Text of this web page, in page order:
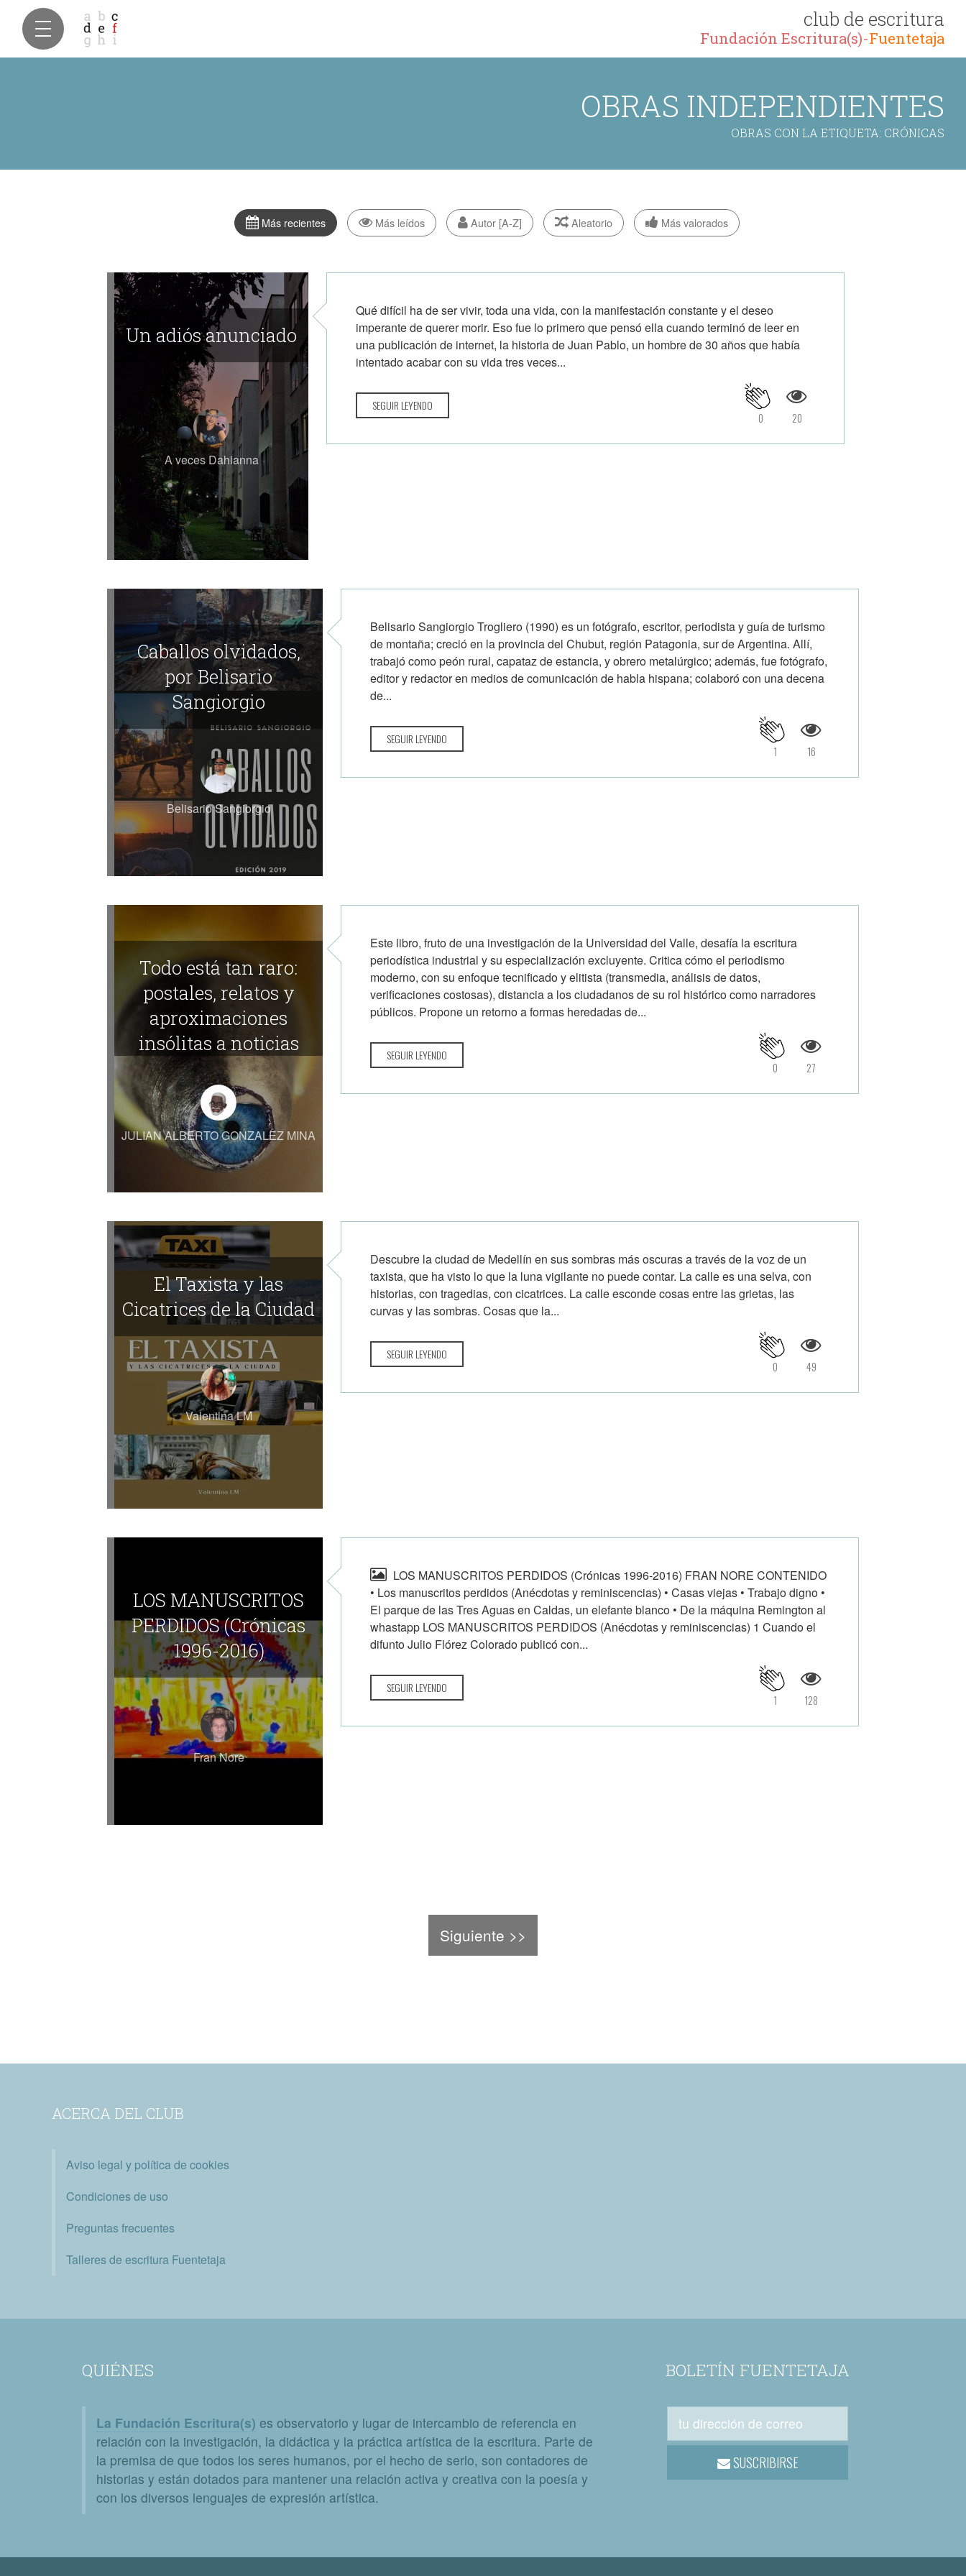
club de escritura
Fundación Escritura(s)-Fuentetaja
OBRAS INDEPENDIENTES
OBRAS CON LA ETIQUETA: CRÓNICAS
Más recientes Más leídos Autor [A-Z] Aleatorio Más valorados
Un adiós anunciado
A veces Dahianna
Qué difícil ha de ser vivir, toda una vida, con la manifestación constante y el deseo
imperante de querer morir. Eso fue lo primero que pensó ella cuando terminó de leer en
una publicación de internet, la historia de Juan Pablo, un hombre de 30 años que había
intentado acabar con su vida tres veces...
SEGUIR LEYENDO
20
0
Caballos olvidados,
por Belisario
Sangiorgio
Belisario Sangiorgio
Belisario Sangiorgio Trogliero (1990) es un fotógrafo, escritor, periodista y guía de turismo
de montaña; creció en la provincia del Chubut, región Patagonia, sur de Argentina. Allí,
trabajó como peón rural, capataz de estancia, y obrero metalúrgico; además, fue fotógrafo,
editor y redactor en medios de comunicación de habla hispana; colaboró con una decena
de...
SEGUIR LEYENDO
16
1
Todo está tan raro:
postales, relatos y
aproximaciones
insólitas a noticias
ordinarias y
extraordinarias
JULIAN ALBERTO GONZALEZ MINA
Este libro, fruto de una investigación de la Universidad del Valle, desafía la escritura
periodística industrial y su especialización excluyente. Critica cómo el periodismo
moderno, con su enfoque tecnificado y elitista (transmedia, análisis de datos,
verificaciones costosas), distancia a los ciudadanos de su rol histórico como narradores
públicos. Propone un retorno a formas heredadas de...
SEGUIR LEYENDO
27
0
El Taxista y las
Cicatrices de la Ciudad
Valentina LM
Descubre la ciudad de Medellín en sus sombras más oscuras a través de la voz de un
taxista, que ha visto lo que la luna vigilante no puede contar. La calle es una selva, con
historias, con tragedias, con cicatrices. La calle esconde cosas entre las grietas, las
curvas y las sombras. Cosas que la...
SEGUIR LEYENDO
49
0
LOS MANUSCRITOS
PERDIDOS (Crónicas
1996-2016)
Fran Nore
LOS MANUSCRITOS PERDIDOS (Crónicas 1996-2016) FRAN NORE CONTENIDO
• Los manuscritos perdidos (Anécdotas y reminiscencias) • Casas viejas • Trabajo digno •
El parque de las Tres Aguas en Caldas, un elefante blanco • De la máquina Remington al
whastapp LOS MANUSCRITOS PERDIDOS (Anécdotas y reminiscencias) 1 Cuando el
difunto Julio Flórez Colorado publicó con...
SEGUIR LEYENDO
128
1
Siguiente >>
ACERCA DEL CLUB
Aviso legal y política de cookies
Condiciones de uso
Preguntas frecuentes
Talleres de escritura Fuentetaja
QUIÉNES
La Fundación Escritura(s) es observatorio y lugar de intercambio de referencia en
relación con la investigación, la didáctica y la práctica artística de la escritura. Parte de
la premisa de que todos los seres humanos, por el hecho de serlo, son contadores de
historias y están dotados para mantener una relación activa y creativa con la poesía y
con los diversos lenguajes de expresión artística.
BOLETÍN FUENTETAJA
SUSCRIBIRSE